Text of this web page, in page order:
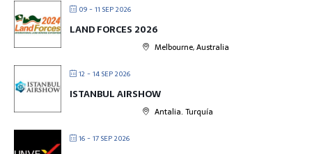
09 - 11 SEP 2026
LAND FORCES 2026
Melbourne, Australia
12 - 14 SEP 2026
ISTANBUL AIRSHOW
Antalia. Turquía
16 - 17 SEP 2026